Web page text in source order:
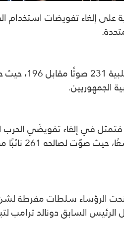
على إلغاء تفويضات
الجمهوريين.
الرؤساء سلطات مفرطة
تفويض 2002 من قبل الرئيس